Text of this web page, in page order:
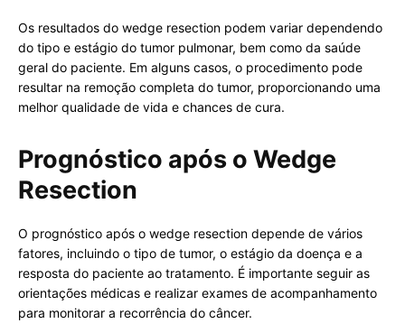
Os resultados do wedge resection podem variar dependendo
do tipo e estágio do tumor pulmonar, bem como da saúde
geral do paciente. Em alguns casos, o procedimento pode
resultar na remoção completa do tumor, proporcionando uma
melhor qualidade de vida e chances de cura.
Prognóstico após o Wedge
Resection
O prognóstico após o wedge resection depende de vários
fatores, incluindo o tipo de tumor, o estágio da doença e a
resposta do paciente ao tratamento. É importante seguir as
orientações médicas e realizar exames de acompanhamento
para monitorar a recorrência do câncer.